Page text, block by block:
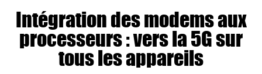
Intégration des modems aux
processeurs : vers la 5G sur
tous les appareils